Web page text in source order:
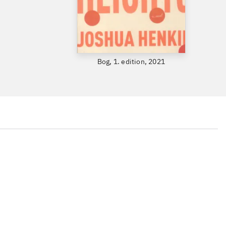
Bog, 1. edition, 2021